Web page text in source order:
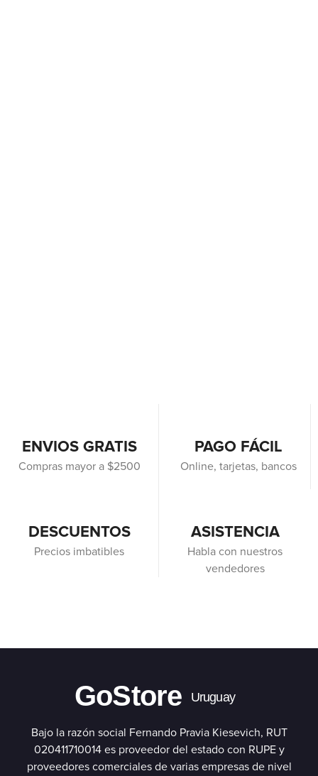
ENVIOS GRATIS
Compras mayor a $2500
PAGO FÁCIL
Online, tarjetas, bancos
DESCUENTOS
Precios imbatibles
ASISTENCIA
Habla con nuestros
vendedores
GoStore Uruguay
Bajo la razón social Fernando Pravia Kiesevich, RUT
020411710014 es proveedor del estado con RUPE y
proveedores comerciales de varias empresas de nivel